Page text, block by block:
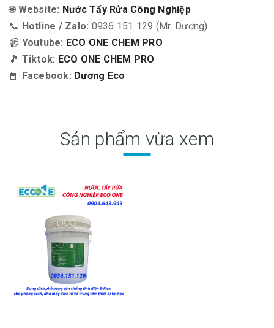
🌐 Website: Nước Tẩy Rửa Công Nghiệp
📞 Hotline / Zalo: 0936 151 129 (Mr. Dương)
📹 Youtube: ECO ONE CHEM PRO
🎵 Tiktok: ECO ONE CHEM PRO
📘 Facebook: Dương Eco
Sản phẩm vừa xem